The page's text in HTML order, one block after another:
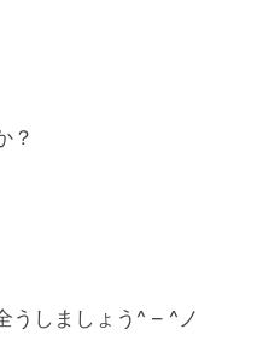
？
うしましょう^ – ^ノ